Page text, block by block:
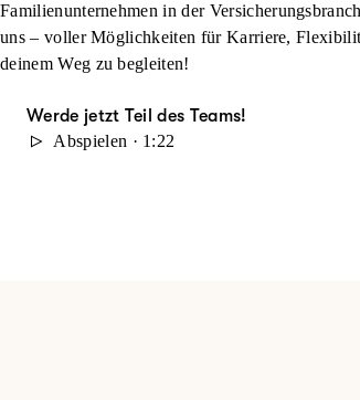
Familienunternehmen in der
uns – voller Möglichkeiten für Karriere,
deinem Weg zu begleiten!
Werde jetzt Teil des Teams!
Abspielen · 1:22